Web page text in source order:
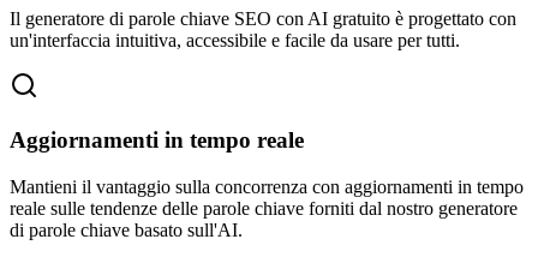
Il generatore di parole chiave SEO con AI gratuito è progettato con
un'interfaccia intuitiva, accessibile e facile da usare per tutti.
Aggiornamenti in tempo reale
Mantieni il vantaggio sulla concorrenza con aggiornamenti in tempo
reale sulle tendenze delle parole chiave forniti dal nostro generatore
di parole chiave basato sull'AI.